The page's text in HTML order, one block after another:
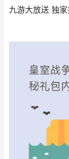
九游大放送 独